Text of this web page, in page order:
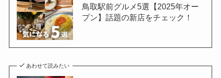
鳥取駅前グルメ5選【2025年オー
プン】話題の新店をチェック！
あわせて読みたい